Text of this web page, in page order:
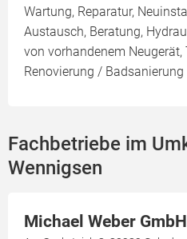
Wartung, Reparatur,
Austausch, Beratung,
von vorhandenem
Renovierung / Badsanierung
Fachbetriebe im
Wennigsen
Michael Weber GmbH